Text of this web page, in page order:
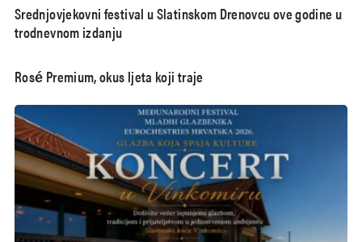
Srednjovjekovni festival u Slatinskom Drenovcu ove godine u
trodnevnom izdanju
Rosé Premium, okus ljeta koji traje